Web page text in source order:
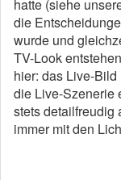
hatte (siehe
die
wurde und
TV-Look
hier: das Live-
die Live-Szenerie
stets detailfreudig
immer mit den